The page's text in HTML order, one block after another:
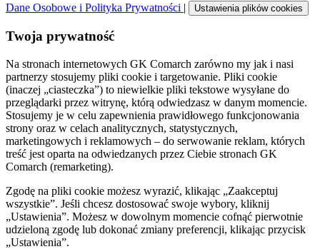
Dane Osobowe i Polityka Prywatności | Ustawienia plików cookies
Twoja prywatność
Na stronach internetowych GK Comarch zarówno my jak i nasi
partnerzy stosujemy pliki cookie i targetowanie. Pliki cookie
(inaczej „ciasteczka”) to niewielkie pliki tekstowe wysyłane do
przeglądarki przez witrynę, którą odwiedzasz w danym momencie.
Stosujemy je w celu zapewnienia prawidłowego funkcjonowania
strony oraz w celach analitycznych, statystycznych,
marketingowych i reklamowych – do serwowanie reklam, których
treść jest oparta na odwiedzanych przez Ciebie stronach GK
Comarch (remarketing).
Zgodę na pliki cookie możesz wyrazić, klikając „Zaakceptuj
wszystkie”. Jeśli chcesz dostosować swoje wybory, kliknij
„Ustawienia”. Możesz w dowolnym momencie cofnąć pierwotnie
udzieloną zgodę lub dokonać zmiany preferencji, klikając przycisk
„Ustawienia”.